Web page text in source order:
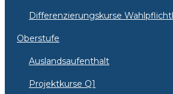
Differenzierungskurse
Oberstufe
Auslandsaufenthalt
Projektkurse Q1